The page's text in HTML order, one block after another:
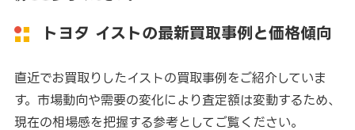
トヨタ イストの最新買取事例と価格傾向
直近でお買取りしたイストの買取事例をご紹介していま
す。市場動向や需要の変化により査定額は変動するため、
現在の相場感を把握する参考としてご覧ください。